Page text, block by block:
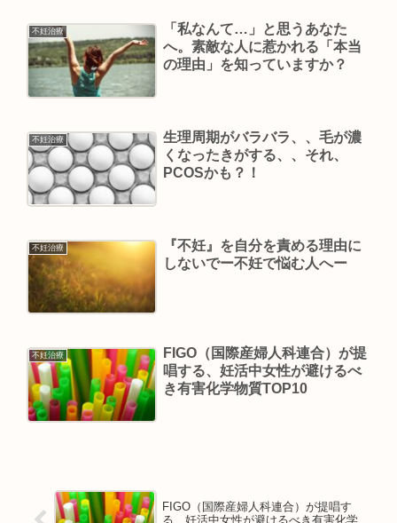
不妊治療
「私なんて…」と思うあなた
へ。素敵な人に惹かれる「本当
の理由」を知っていますか？
不妊治療
生理周期がバラバラ、、毛が濃
くなったきがする、、それ、
PCOSかも？！
不妊治療
『不妊』を自分を責める理由に
しないでー不妊で悩む人へー
不妊治療
FIGO（国際産婦人科連合）が提
唱する、妊活中女性が避けるべ
き有害化学物質TOP10
FIGO（国際産婦人科連合）が提唱す
る、妊活中女性が避けるべき有害化学